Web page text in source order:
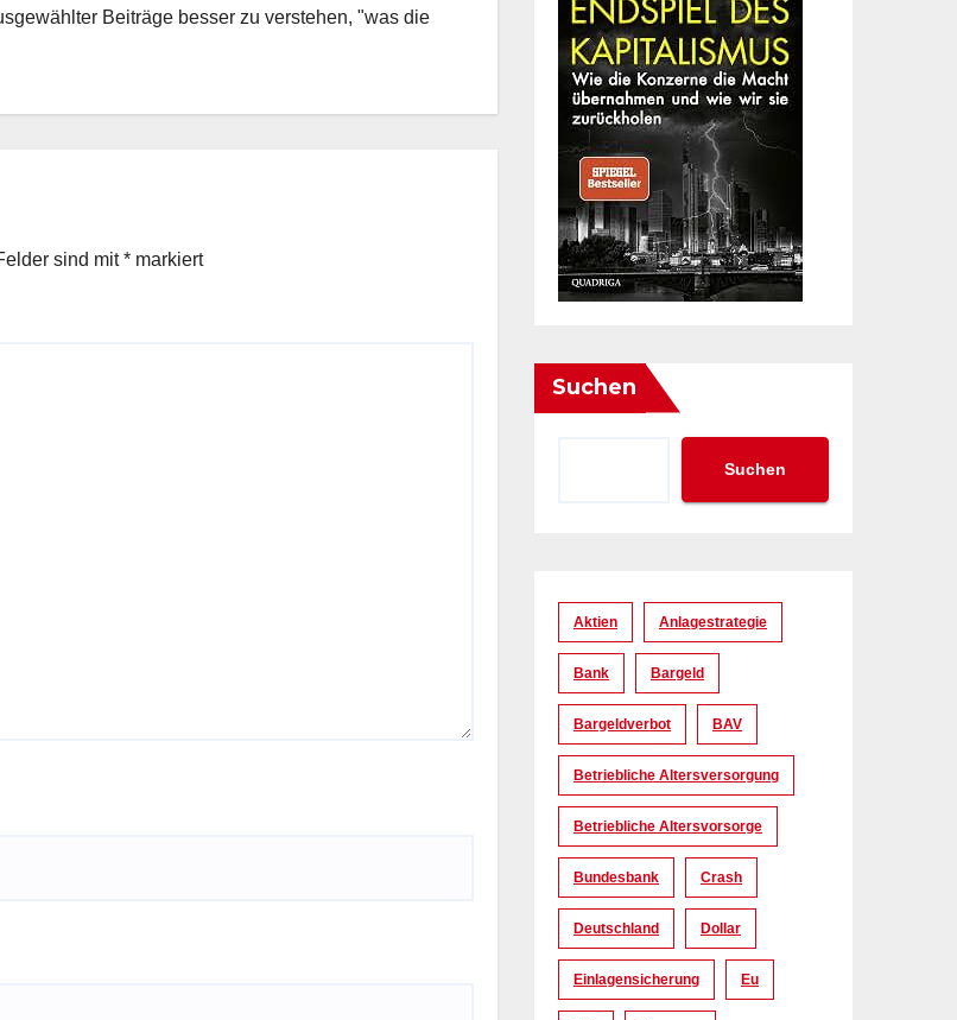
Beiträge besser zu verstehen, "was die
sind mit* markiert
Suchen
Suchen
Aktien Anlagestrategie
Bank Bargeld
Bargeldverbot BAV
Betriebliche Altersversorgung
Betriebliche Altersvorsorge
Bundesbank Crash
Deutschland Dollar
Einlagensicherung Eu